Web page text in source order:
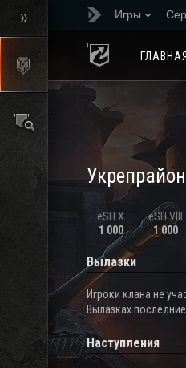
Игры
ГЛАВНАЯ
Укрепрайон
eSH X
1 000
eSH VIII
1 000
Вылазки
Игроки клана не
Вылазках
Наступления